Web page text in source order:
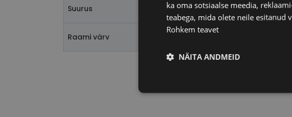
Suurus XL
Raami värv
ka oma sotsiaalse meedia,
teabega, mida olete neile esitanud
Rohkem teavet
NÄITA ANDMEID